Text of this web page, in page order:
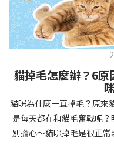
基礎 幼犬訓練的第一步不
犬可能感到緊張不安，給
音交談，提供安全舒適的
感到安心。輕輕撫摸、溫
任你後，可開始教導基本
習「趴下」、「等待」和
避免幼犬注意力分散。使
予獎勵和讚美。記住，重複
果最佳。調整日常行為除了
許多原因有關，更換食物
他疾病。 5 步驟判斷貓咪
子時，不用慌張！透過以
是否需要帶去獸醫院。📌
糞便質地是關鍵！不同形
步驟2：回想最近的飲食變
到新零食或人類食物？ 是
確認環境與生活作息：最
是否有變化？ 飼主是否長
察貓咪的精神與食慾：貓
貓掉毛怎麼辦？6
貓咪為什麼一直掉毛？原來
是每天都在和貓毛奮戰呢？
別擔心～貓咪掉毛是很正